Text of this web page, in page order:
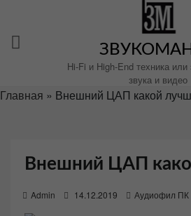
содержимому
Hi-Fi и High-End техника
звука и видео
Главная » Внешний ЦАП какой
Внешний ЦАП
Admin 14.12.2019 Аудиофил ПК